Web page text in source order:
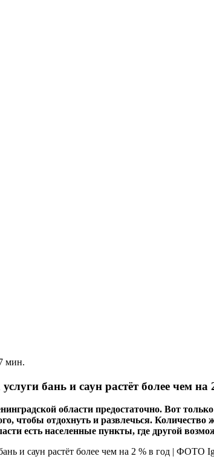
мин.
бань и саун растёт более чем на
области предостаточно. Вот
чтобы отдохнуть и развлечься.
есть населенные пункты, где другой